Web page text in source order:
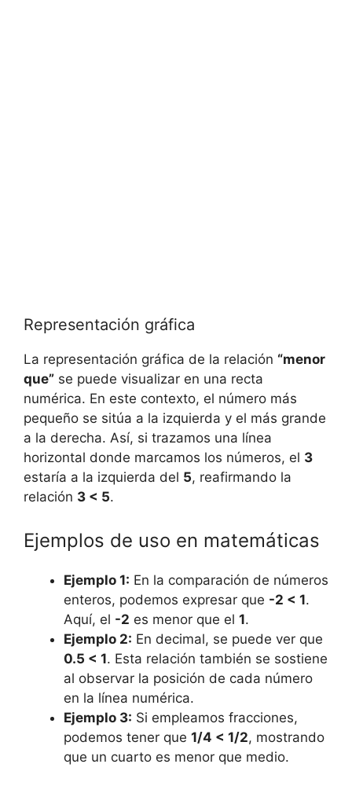
Representación gráfica
La representación gráfica de la relación “menor
que” se puede visualizar en una recta
numérica. En este contexto, el número más
pequeño se sitúa a la izquierda y el más grande
a la derecha. Así, si trazamos una línea
horizontal donde marcamos los números, el 3
estaría a la izquierda del 5, reafirmando la
relación 3 < 5.
Ejemplos de uso en matemáticas
Ejemplo 1: En la comparación de números
enteros, podemos expresar que -2 < 1.
Aquí, el -2 es menor que el 1.
Ejemplo 2: En decimal, se puede ver que
0.5 < 1. Esta relación también se sostiene
al observar la posición de cada número
en la línea numérica.
Ejemplo 3: Si empleamos fracciones,
podemos tener que 1/4 < 1/2, mostrando
que un cuarto es menor que medio.